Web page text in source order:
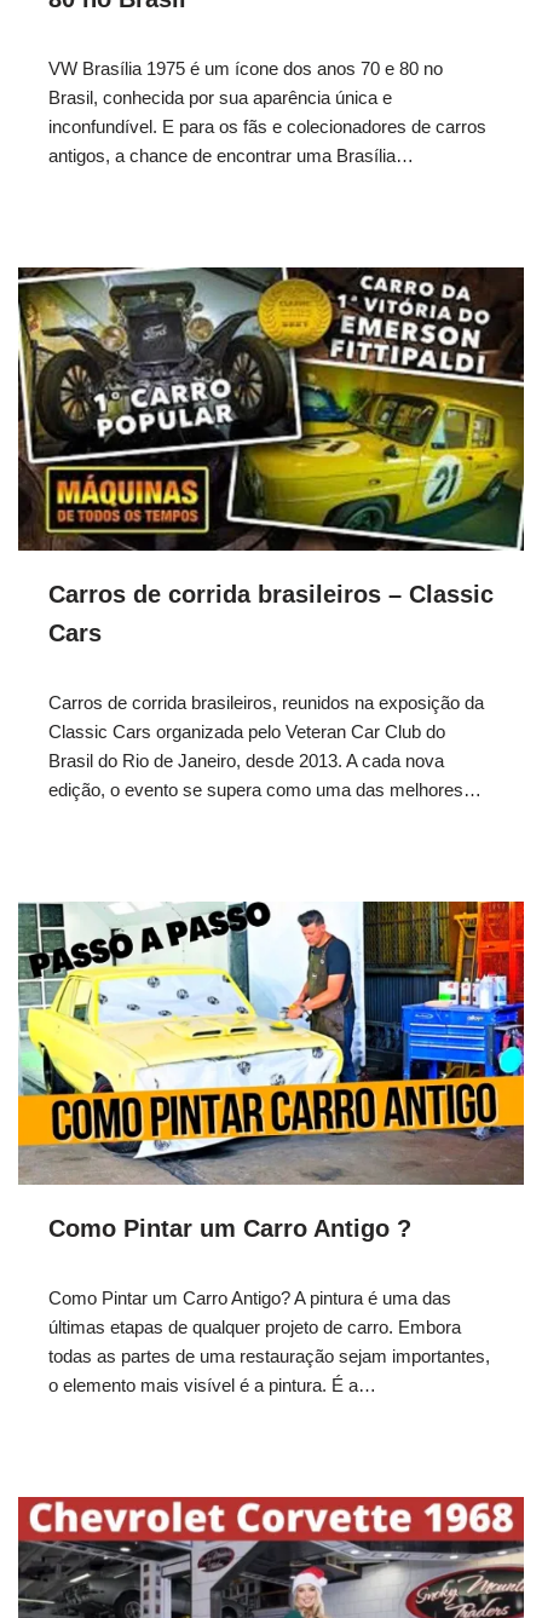
VW Brasília 1975 é um ícone dos anos 70 e 80 no
Brasil, conhecida por sua aparência única e
inconfundível. E para os fãs e colecionadores de carros
antigos, a chance de encontrar uma Brasília…
Carros de corrida brasileiros – Classic
Cars
Carros de corrida brasileiros, reunidos na exposição da
Classic Cars organizada pelo Veteran Car Club do
Brasil do Rio de Janeiro, desde 2013. A cada nova
edição, o evento se supera como uma das melhores…
Como Pintar um Carro Antigo ?
Como Pintar um Carro Antigo? A pintura é uma das
últimas etapas de qualquer projeto de carro. Embora
todas as partes de uma restauração sejam importantes,
o elemento mais visível é a pintura. É a…